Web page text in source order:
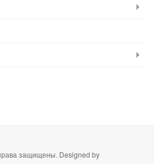
защищены. Designed by